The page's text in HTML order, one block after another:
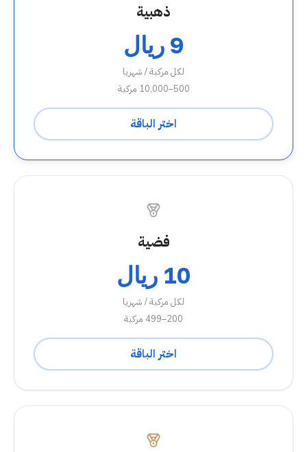
ذهبية
9 ريال
لكل مركبة / شهريا
500–10,000 مركبة
اختر الباقة
فضية
10 ريال
لكل مركبة / شهريا
200–499 مركبة
اختر الباقة